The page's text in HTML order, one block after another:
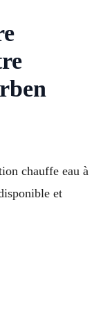
chauffe eau à
et